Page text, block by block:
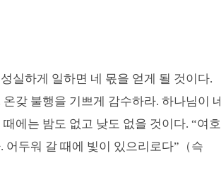
실하게 일하면 네 몫을 얻게 될 것이다.
온갖 불행을 기쁘게 감수하라. 하나님이 네
때에는 밤도 없고 낮도 없을 것이다. “여호
. 어두워 갈 때에 빛이 있으리로다” （슥